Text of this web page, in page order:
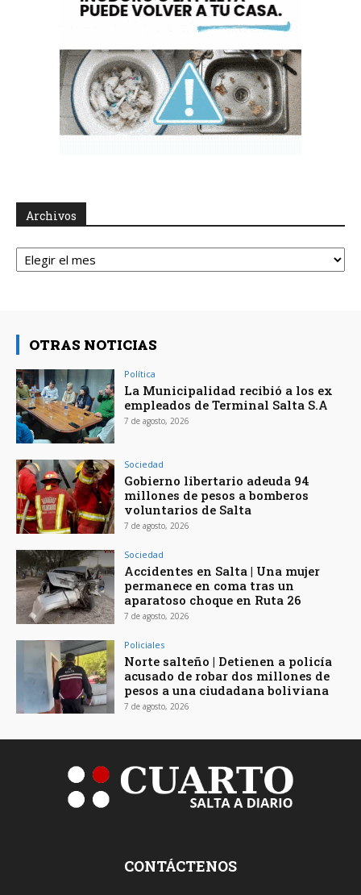
Archivos
Archivos
OTRAS NOTICIAS
Política
La Municipalidad recibió a los ex
empleados de Terminal Salta S.A
7 de agosto, 2026
Sociedad
Gobierno libertario adeuda 94
millones de pesos a bomberos
voluntarios de Salta
7 de agosto, 2026
Sociedad
Accidentes en Salta | Una mujer
permanece en coma tras un
aparatoso choque en Ruta 26
7 de agosto, 2026
Policiales
Norte salteño | Detienen a policía
acusado de robar dos millones de
pesos a una ciudadana boliviana
7 de agosto, 2026
CONTÁCTENOS